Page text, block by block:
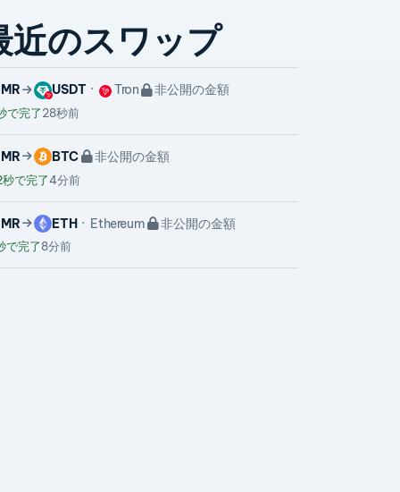
近のスワップ
USDT Tron 非公開の金額
で完了28秒前
BTC 非公開の金額
で完了4分前
ETH Ethereum 非公開の金額
で完了8分前